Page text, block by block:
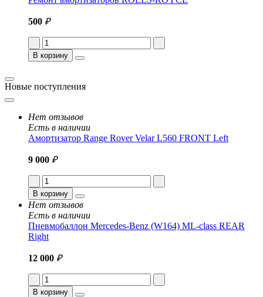
500 ₽
В корзину
Новые поступления
Нет отзывов
Есть в наличии
Амортизатор Range Rover Velar L560 FRONT Left
9 000 ₽
В корзину
Нет отзывов
Есть в наличии
Пневмобаллон Mercedes-Benz (W164) ML-class REAR
Right
12 000 ₽
В корзину